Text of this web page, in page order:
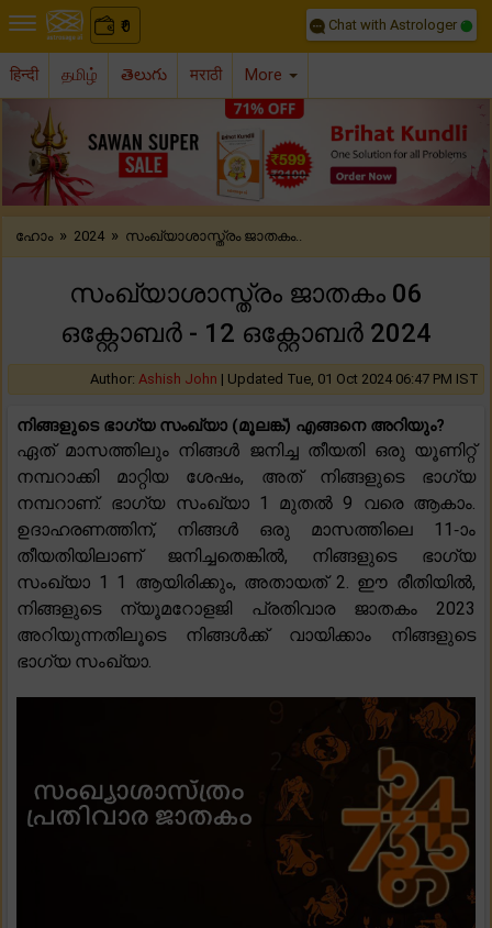
₹
0 Chat with Astrologer
हिन्दी தமிழ் తెలుగు मराठी More
Previous
ഹോം » 2024 » സംഖ്യാശാസ്ത്രം ജാതകം..
സംഖ്യാശാസ്ത്രം ജാതകം 06
ഒക്റ്റോബർ - 12 ഒക്റ്റോബർ 2024
Author: Ashish John | Updated Tue, 01 Oct 2024 06:47 PM IST
നിങ്ങളുടെ ഭാഗ്യ സംഖ്യാ (മൂലങ്ക്) എങ്ങനെ അറിയും?
ഏത് മാസത്തിലും നിങ്ങൾ ജനിച്ച തീയതി ഒരു യൂണിറ്റ്
നമ്പറാക്കി മാറ്റിയ ശേഷം, അത് നിങ്ങളുടെ ഭാഗ്യ
നമ്പറാണ്. ഭാഗ്യ സംഖ്യാ 1 മുതൽ 9 വരെ ആകാം.
ഉദാഹരണത്തിന്, നിങ്ങൾ ഒരു മാസത്തിലെ 11-ാം
തീയതിയിലാണ് ജനിച്ചതെങ്കിൽ, നിങ്ങളുടെ ഭാഗ്യ
സംഖ്യാ 1 1 ആയിരിക്കും, അതായത് 2. ഈ രീതിയിൽ,
നിങ്ങളുടെ ന്യൂമറോളജി പ്രതിവാര ജാതകം 2023
അറിയുന്നതിലൂടെ നിങ്ങൾക്ക് വായിക്കാം നിങ്ങളുടെ
ഭാഗ്യ സംഖ്യാ.